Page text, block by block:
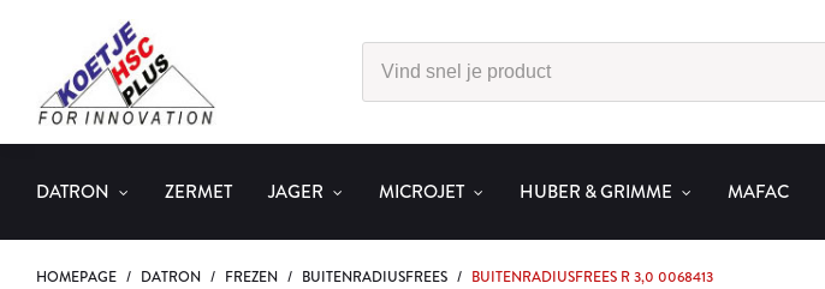
DATRON ZERMET JAGER MICROJET HUBER & GRIMME MAFAC
HOMEPAGE / DATRON / FREZEN / BUITENRADIUSFREES / BUITENRADIUSFREES R 3,0 0068413